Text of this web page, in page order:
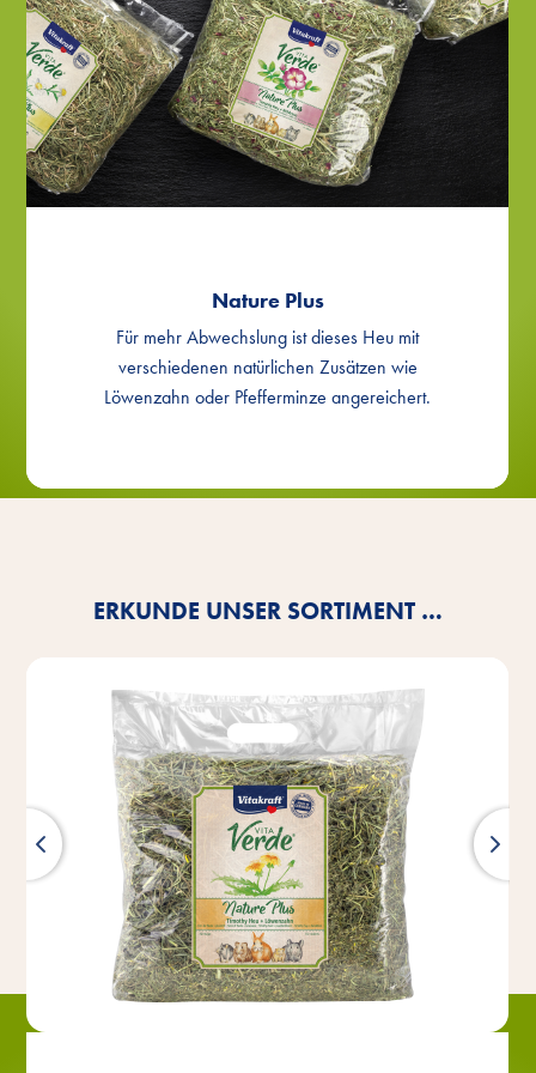
Nature Plus
Für mehr Abwechslung ist dieses Heu mit
verschiedenen natürlichen Zusätzen wie
Löwenzahn oder Pfefferminze angereichert.
VITA Verde
®
Nature Plus Heu mit Wildrose
VITA Verde
®
Nature Plus Heu mit Kamille
ERKUNDE UNSER SORTIMENT …